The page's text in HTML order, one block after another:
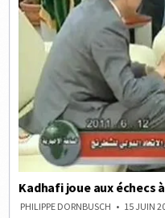
Kadhafi joue aux échecs
PHILIPPE DORNBUSCH 15 JUIN